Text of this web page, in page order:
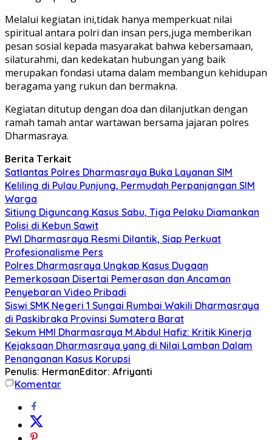
Melalui kegiatan ini,tidak hanya memperkuat nilai
spiritual antara polri dan insan pers,juga memberikan
pesan sosial kepada masyarakat bahwa kebersamaan,
silaturahmi, dan kedekatan hubungan yang baik
merupakan fondasi utama dalam membangun kehidupan
beragama yang rukun dan bermakna.
Kegiatan ditutup dengan doa dan dilanjutkan dengan
ramah tamah antar wartawan bersama jajaran polres
Dharmasraya.
Berita Terkait
Satlantas Polres Dharmasraya Buka Layanan SIM
Keliling di Pulau Punjung, Permudah Perpanjangan SIM
Warga
Sitiung Diguncang Kasus Sabu, Tiga Pelaku Diamankan
Polisi di Kebun Sawit
PWI Dharmasraya Resmi Dilantik, Siap Perkuat
Profesionalisme Pers
Polres Dharmasraya Ungkap Kasus Dugaan
Pemerkosaan Disertai Pemerasan dan Ancaman
Penyebaran Video Pribadi
Siswi SMK Negeri 1 Sungai Rumbai Wakili Dharmasraya
di Paskibraka Provinsi Sumatera Barat
Sekum HMI Dharmasraya M.Abdul Hafiz: Kritik Kinerja
Kejaksaan Dharmasraya yang di Nilai Lamban Dalam
Penanganan Kasus Korupsi
Penulis: HermanEditor: Afriyanti
Komentar